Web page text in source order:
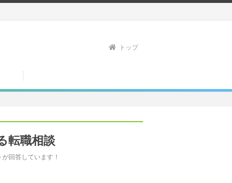
トップ
転職相談
回答しています！